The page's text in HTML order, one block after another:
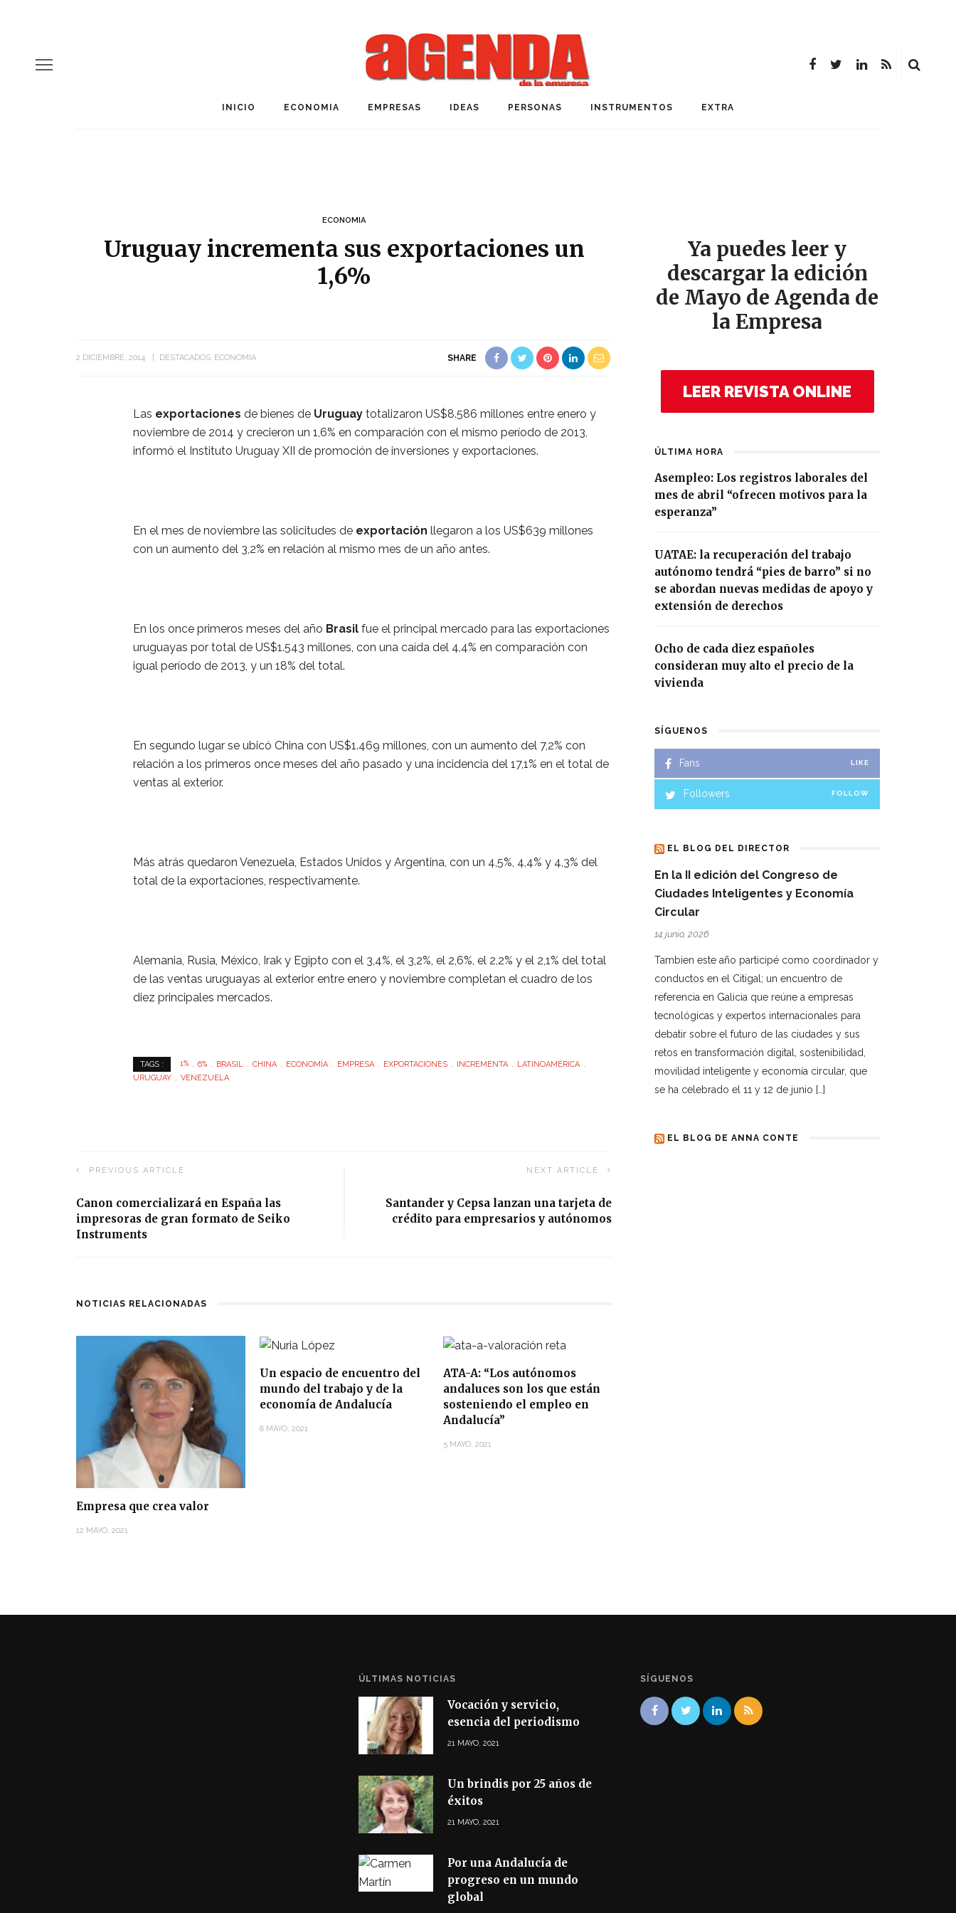
INICIO ECONOMIA EMPRESAS IDEAS PERSONAS INSTRUMENTOS EXTRA
ECONOMIA
Uruguay incrementa sus exportaciones un
1,6%
2 DICIEMBRE, 2014 DESTACADOS ECONOMIA SHARE
Las exportaciones de bienes de Uruguay totalizaron US$8.586 millones entre enero y
noviembre de 2014 y crecieron un 1,6% en comparación con el mismo período de 2013,
informó el Instituto Uruguay XII de promoción de inversiones y exportaciones.
En el mes de noviembre las solicitudes de exportación llegaron a los US$639 millones
con un aumento del 3,2% en relación al mismo mes de un año antes.
En los once primeros meses del año Brasil fue el principal mercado para las exportaciones
uruguayas por total de US$1.543 millones, con una caída del 4,4% en comparación con
igual período de 2013, y un 18% del total.
En segundo lugar se ubicó China con US$1.469 millones, con un aumento del 7,2% con
relación a los primeros once meses del año pasado y una incidencia del 17,1% en el total de
ventas al exterior.
Más atrás quedaron Venezuela, Estados Unidos y Argentina, con un 4,5%, 4,4% y 4,3% del
total de la exportaciones, respectivamente.
Alemania, Rusia, México, Irak y Egipto con el 3,4%, el 3,2%, el 2,6%, el 2,2% y el 2,1% del total
de las ventas uruguayas al exterior entre enero y noviembre completan el cuadro de los
diez principales mercados.
TAGS : 1% 6% BRASIL CHINA ECONOMÍA EMPRESA EXPORTACIONES INCREMENTA
LATINOAMÉRICA
URUGUAY
VENEZUELA
PREVIOUS ARTICLE
Canon comercializará en España las
impresoras de gran formato de Seiko
Instruments
NEXT ARTICLE
Santander y Cepsa lanzan una tarjeta de
crédito para empresarios y autónomos
NOTICIAS RELACIONADAS
Empresa que crea valor
12 MAYO, 2021
Un espacio de encuentro del
mundo del trabajo y de la
economía de Andalucía
8 MAYO, 2021
ATA-A: “Los autónomos
andaluces son los que están
sosteniendo el empleo en
Andalucía”
5 MAYO, 2021
Ya puedes leer y
descargar la edición
de Mayo de Agenda de
la Empresa
LEER REVISTA ONLINE
ÚLTIMA HORA
Asempleo: Los registros laborales del
mes de abril “ofrecen motivos para la
esperanza”
UATAE: la recuperación del trabajo
autónomo tendrá “pies de barro” si no
se abordan nuevas medidas de apoyo y
extensión de derechos
Ocho de cada diez españoles
consideran muy alto el precio de la
vivienda
SÍGUENOS
Fans LIKE
Followers FOLLOW
EL BLOG DEL DIRECTOR
En la II edición del Congreso de
Ciudades Inteligentes y Economía
Circular
14 junio, 2026
Tambien este año participé como coordinador y
conductos en el Citigal; un encuentro de
referencia en Galicia que reúne a empresas
tecnológicas y expertos internacionales para
debatir sobre el futuro de las ciudades y sus
retos en transformación digital, sostenibilidad,
movilidad inteligente y economía circular, que
se ha celebrado el 11 y 12 de junio […]
EL BLOG DE ANNA CONTE
ÚLTIMAS NOTICIAS
Vocación y servicio,
esencia del periodismo
21 MAYO, 2021
Un brindis por 25 años de
éxitos
21 MAYO, 2021
Por una Andalucía de
progreso en un mundo
global
SÍGUENOS